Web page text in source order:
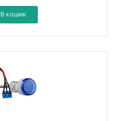
В кошик